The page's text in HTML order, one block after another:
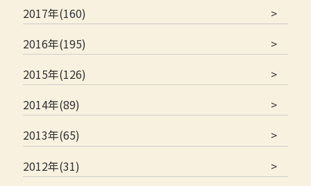
2017年(160)
2016年(195)
2015年(126)
2014年(89)
2013年(65)
2012年(31)